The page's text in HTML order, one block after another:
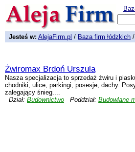
Jesteś w: AlejaFirm.pl / Baza firm łódzkich
Żwiromax Brdoń Urszula
Nasza specjalizacja to sprzedaż żwiru i
chodniki, ulice, parkingi, posesje, dachy.
zalegający śnieg....
Dział: Budownictwo Poddział: Budowlane